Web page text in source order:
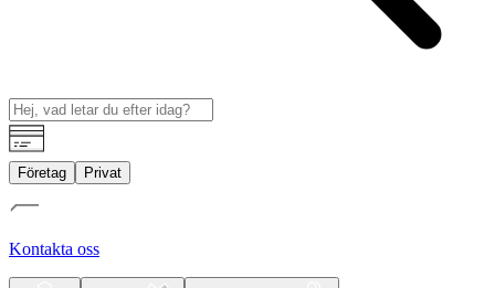
Företag Privat
Kontakta oss